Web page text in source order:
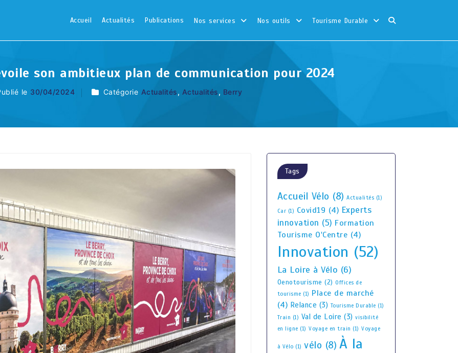
Accueil Actualités Publications Nos services Nos outils Tourisme Durable
son ambitieux plan de communication pour 2024
le 30/04/2024 Catégorie Actualités, Actualités, Berry
Tags
Accueil Vélo (8) Actualités (1)
Car (1) Covid19 (4) Experts
innovation (5) Formation
Tourisme O'Centre (4)
Innovation (52)
La Loire à Vélo (6)
Oenotourisme (2) Offices de
tourisme (1) Place de marché
(4) Relance (3) Tourisme Durable (1)
Train (1) Val de Loire (3) visibilité
en ligne (1) Voyage en train (1) Voyage
à Vélo (1) vélo (8) À la